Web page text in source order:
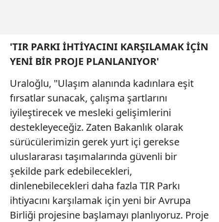
'TIR PARKI İHTİYACINI KARŞILAMAK İÇİN
YENİ BİR PROJE PLANLANIYOR'
Uraloğlu, "Ulaşım alanında kadınlara eşit
fırsatlar sunacak, çalışma şartlarını
iyileştirecek ve mesleki gelişimlerini
destekleyeceğiz. Zaten Bakanlık olarak
sürücülerimizin gerek yurt içi gerekse
uluslararası taşımalarında güvenli bir
şekilde park edebilecekleri,
dinlenebilecekleri daha fazla TIR Parkı
ihtiyacını karşılamak için yeni bir Avrupa
Birliği projesine başlamayı planlıyoruz. Proje